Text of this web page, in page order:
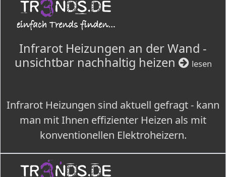
Infrarot Heizungen an der Wand -
unsichtbar nachhaltig heizen
lesen
Infrarot Heizungen sind aktuell gefragt - kann
man mit Ihnen effizienter Heizen als mit
konventionellen Elektroheizern.